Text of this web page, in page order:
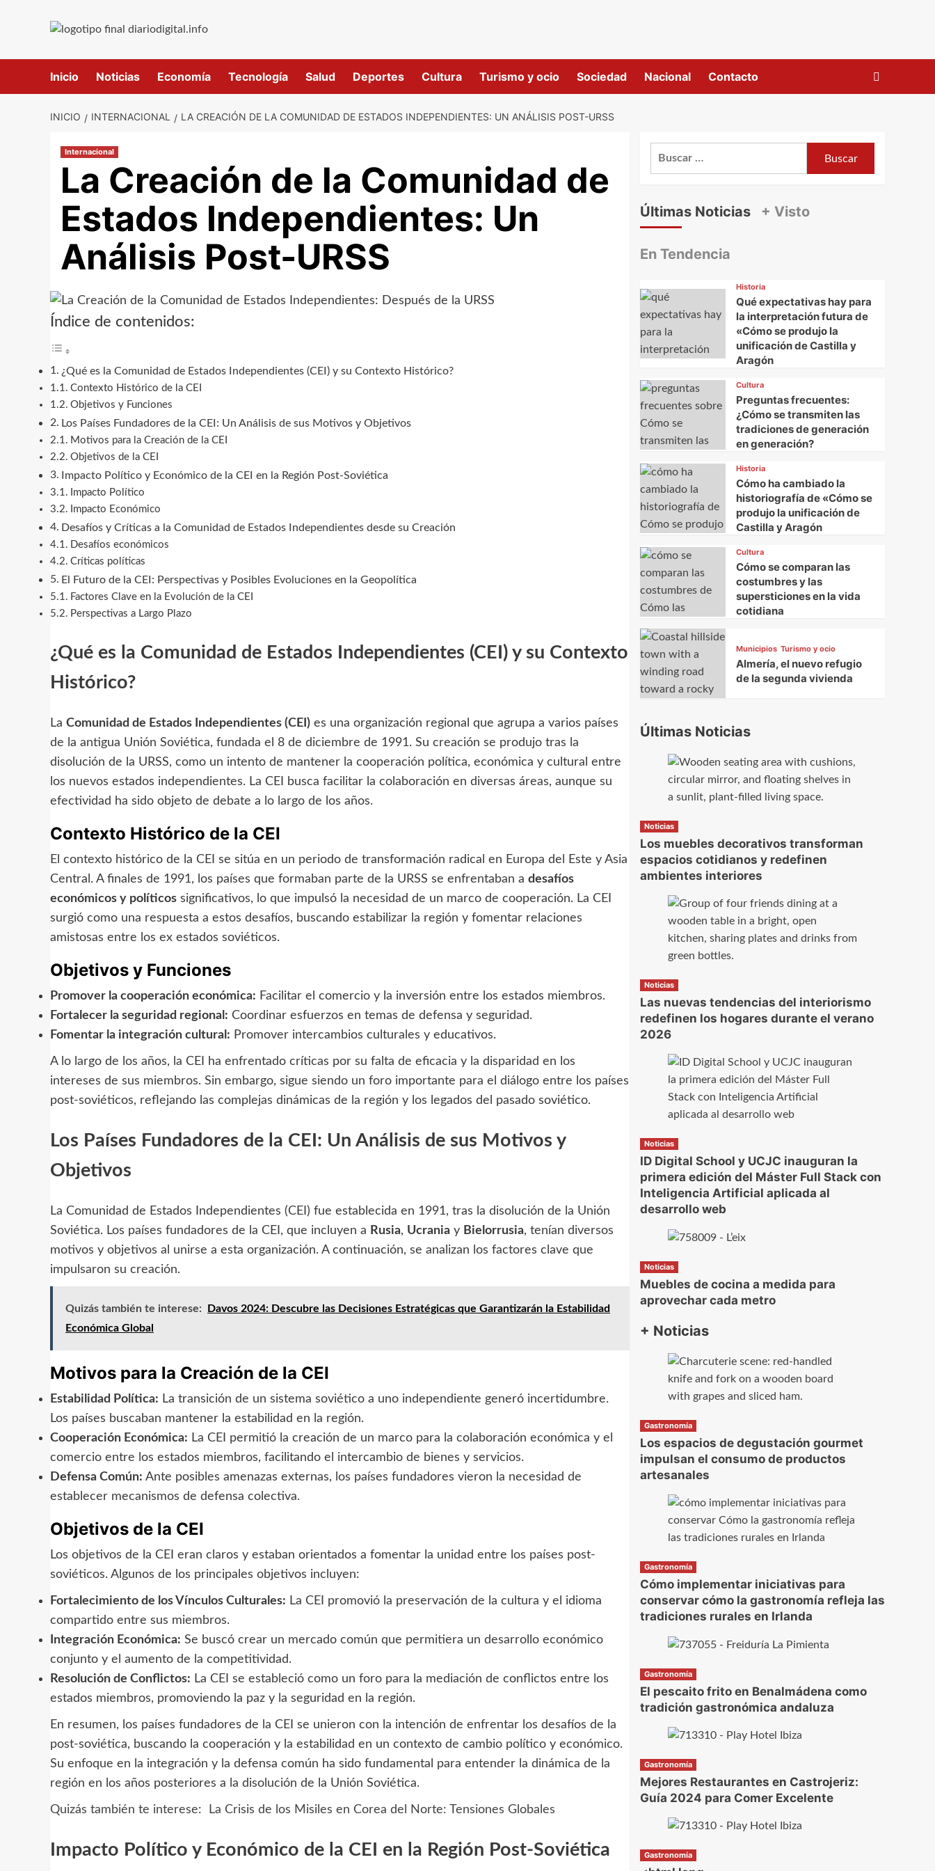
Inicio Noticias Economía Tecnología Salud Deportes Cultura Turismo y ocio Sociedad Nacional Contacto
INICIO INTERNACIONAL LA CREACIÓN DE LA COMUNIDAD DE ESTADOS INDEPENDIENTES: UN ANÁLISIS POST-URSS
Internacional
La Creación de la Comunidad de
Estados Independientes: Un
Análisis Post-URSS
Índice de contenidos:
¿Qué es la Comunidad de Estados Independientes (CEI) y su Contexto Histórico?
Contexto Histórico de la CEI
Objetivos y Funciones
Los Países Fundadores de la CEI: Un Análisis de sus Motivos y Objetivos
Motivos para la Creación de la CEI
Objetivos de la CEI
Impacto Político y Económico de la CEI en la Región Post-Soviética
Impacto Político
Impacto Económico
Desafíos y Críticas a la Comunidad de Estados Independientes desde su Creación
Desafíos económicos
Críticas políticas
El Futuro de la CEI: Perspectivas y Posibles Evoluciones en la Geopolítica
Factores Clave en la Evolución de la CEI
Perspectivas a Largo Plazo
¿Qué es la Comunidad de Estados Independientes (CEI) y su Contexto
Histórico?
La Comunidad de Estados Independientes (CEI) es una organización regional que agrupa a varios países
de la antigua Unión Soviética, fundada el 8 de diciembre de 1991. Su creación se produjo tras la
disolución de la URSS, como un intento de mantener la cooperación política, económica y cultural entre
los nuevos estados independientes. La CEI busca facilitar la colaboración en diversas áreas, aunque su
efectividad ha sido objeto de debate a lo largo de los años.
Contexto Histórico de la CEI
El contexto histórico de la CEI se sitúa en un periodo de transformación radical en Europa del Este y Asia
Central. A finales de 1991, los países que formaban parte de la URSS se enfrentaban a desafíos
económicos y políticos significativos, lo que impulsó la necesidad de un marco de cooperación. La CEI
surgió como una respuesta a estos desafíos, buscando estabilizar la región y fomentar relaciones
amistosas entre los ex estados soviéticos.
Objetivos y Funciones
Promover la cooperación económica: Facilitar el comercio y la inversión entre los estados miembros.
Fortalecer la seguridad regional: Coordinar esfuerzos en temas de defensa y seguridad.
Fomentar la integración cultural: Promover intercambios culturales y educativos.
A lo largo de los años, la CEI ha enfrentado críticas por su falta de eficacia y la disparidad en los
intereses de sus miembros. Sin embargo, sigue siendo un foro importante para el diálogo entre los países
post-soviéticos, reflejando las complejas dinámicas de la región y los legados del pasado soviético.
Los Países Fundadores de la CEI: Un Análisis de sus Motivos y
Objetivos
La Comunidad de Estados Independientes (CEI) fue establecida en 1991, tras la disolución de la Unión
Soviética. Los países fundadores de la CEI, que incluyen a Rusia, Ucrania y Bielorrusia, tenían diversos
motivos y objetivos al unirse a esta organización. A continuación, se analizan los factores clave que
impulsaron su creación.
Quizás también te interese:
Davos 2024: Descubre las Decisiones Estratégicas que Garantizarán la Estabilidad
Económica Global
Motivos para la Creación de la CEI
Estabilidad Política: La transición de un sistema soviético a uno independiente generó incertidumbre.
Los países buscaban mantener la estabilidad en la región.
Cooperación Económica: La CEI permitió la creación de un marco para la colaboración económica y el
comercio entre los estados miembros, facilitando el intercambio de bienes y servicios.
Defensa Común: Ante posibles amenazas externas, los países fundadores vieron la necesidad de
establecer mecanismos de defensa colectiva.
Objetivos de la CEI
Los objetivos de la CEI eran claros y estaban orientados a fomentar la unidad entre los países post-
soviéticos. Algunos de los principales objetivos incluyen:
Fortalecimiento de los Vínculos Culturales: La CEI promovió la preservación de la cultura y el idioma
compartido entre sus miembros.
Integración Económica: Se buscó crear un mercado común que permitiera un desarrollo económico
conjunto y el aumento de la competitividad.
Resolución de Conflictos: La CEI se estableció como un foro para la mediación de conflictos entre los
estados miembros, promoviendo la paz y la seguridad en la región.
En resumen, los países fundadores de la CEI se unieron con la intención de enfrentar los desafíos de la
post-soviética, buscando la cooperación y la estabilidad en un contexto de cambio político y económico.
Su enfoque en la integración y la defensa común ha sido fundamental para entender la dinámica de la
región en los años posteriores a la disolución de la Unión Soviética.
Quizás también te interese: La Crisis de los Misiles en Corea del Norte: Tensiones Globales
Impacto Político y Económico de la CEI en la Región Post-Soviética
Últimas Noticias + Visto
En Tendencia
Historia
Qué expectativas hay para
la interpretación futura de
«Cómo se produjo la
unificación de Castilla y
Aragón
Cultura
Preguntas frecuentes:
¿Cómo se transmiten las
tradiciones de generación
en generación?
Historia
Cómo ha cambiado la
historiografía de «Cómo se
produjo la unificación de
Castilla y Aragón
Cultura
Cómo se comparan las
costumbres y las
supersticiones en la vida
cotidiana
Municipios Turismo y ocio
Almería, el nuevo refugio
de la segunda vivienda
Últimas Noticias
Noticias
Los muebles decorativos transforman
espacios cotidianos y redefinen
ambientes interiores
Noticias
Las nuevas tendencias del interiorismo
redefinen los hogares durante el verano
2026
Noticias
ID Digital School y UCJC inauguran la
primera edición del Máster Full Stack con
Inteligencia Artificial aplicada al
desarrollo web
Noticias
Muebles de cocina a medida para
aprovechar cada metro
+ Noticias
Gastronomía
Los espacios de degustación gourmet
impulsan el consumo de productos
artesanales
Gastronomía
Cómo implementar iniciativas para
conservar cómo la gastronomía refleja las
tradiciones rurales en Irlanda
Gastronomía
El pescaito frito en Benalmádena como
tradición gastronómica andaluza
Gastronomía
Mejores Restaurantes en Castrojeriz:
Guía 2024 para Comer Excelente
Gastronomía